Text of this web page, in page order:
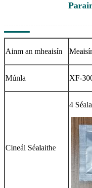
Ainm an mheaisín
Múnla XF-
Cineál Séalaithe
4